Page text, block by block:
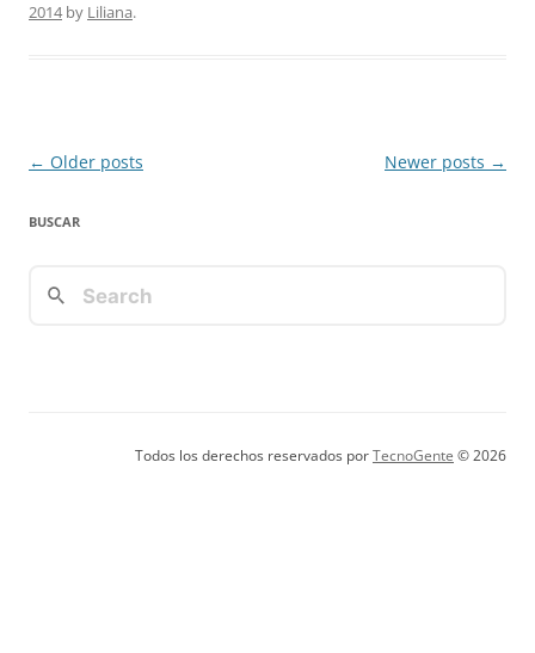
2014by Liliana.
Post
← Older posts Newer posts →
BUSCAR
Todos los derechos reservados porTecnoGente © 2026